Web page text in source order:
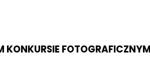
KONKURSIE